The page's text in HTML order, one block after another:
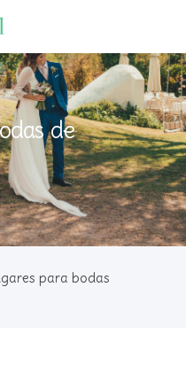
de
para bodas